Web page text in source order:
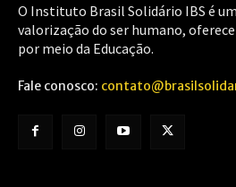
O Instituto Brasil Solidário IBS é
valorização do ser humano,
por meio da Educação.
Fale conosco: